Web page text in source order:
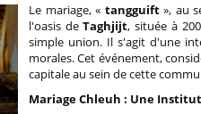
Le mariage, « tangguift», au
l'oasis deTaghjijt, située à
simple union. Il s'agit d'une
morales. Cet événement,
capitale au sein de cette
Mariage Chleuh : Une